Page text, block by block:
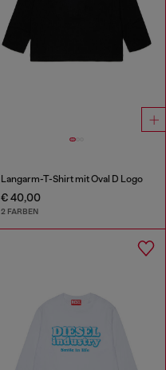
Langarm-T-Shirt mit Oval D Logo
€ 40,00
2 FARBEN